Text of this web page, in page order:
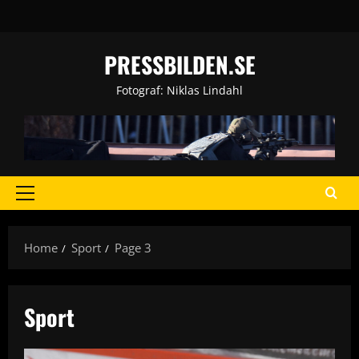
PRESSBILDEN.SE
Fotograf: Niklas Lindahl
Primary
Home
Sport Page 3
Sport